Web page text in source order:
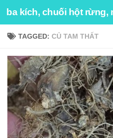
Skip to content
TAGGED: CỦ TAM THẤT